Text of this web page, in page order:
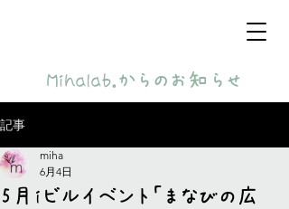
​Mihalab.からのお知らせ
記事
5月iビルイベント「まなびの広
miha
6月4日